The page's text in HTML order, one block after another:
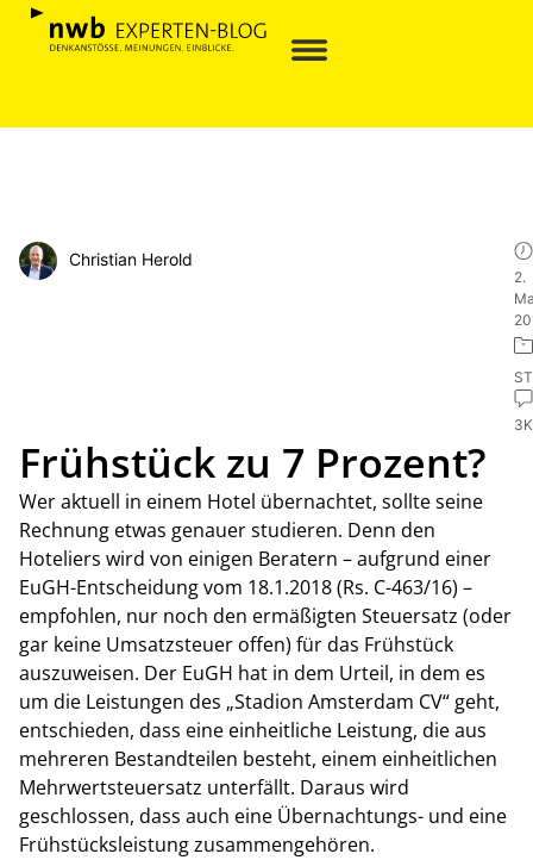
Christian Herold
2.
Frühstück zu 7 Prozent?
Wer aktuell in einem Hotel übernachtet, sollte seine
Rechnung etwas genauer studieren. Denn den
Hoteliers wird von einigen Beratern – aufgrund einer
EuGH-Entscheidung vom 18.1.2018 (Rs. C-463/16) –
empfohlen, nur noch den ermäßigten Steuersatz (oder
gar keine Umsatzsteuer offen) für das Frühstück
auszuweisen. Der EuGH hat in dem Urteil, in dem es
um die Leistungen des „Stadion Amsterdam CV“ geht,
entschieden, dass eine einheitliche Leistung, die aus
mehreren Bestandteilen besteht, einem einheitlichen
Mehrwertsteuersatz unterfällt. Daraus wird
geschlossen, dass auch eine Übernachtungs- und eine
Frühstücksleistung zusammengehören.